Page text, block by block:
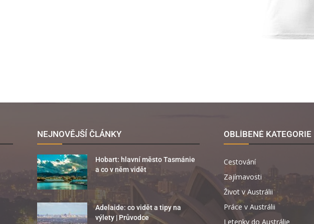
NEJNOVĚJŠÍ ČLÁNKY
Hobart: hlavní město Tasmánie
a co v něm vidět
Adelaide: co vidět a tipy na
výlety | Průvodce
OBLÍBENÉ KATEGORIE
Cestování
Zajímavosti
Život v Austrálii
Práce v Austrálii
Letenky do Austrálie